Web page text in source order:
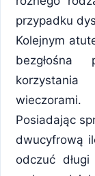
przypadku
Kolejnym
wieczorami.
Posiadając
dwucyfrową
odczuć